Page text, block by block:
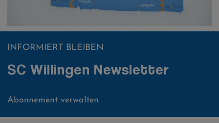
INFORMIERT BLEIBEN
SC Willingen Newsletter
Abonnement verwalten